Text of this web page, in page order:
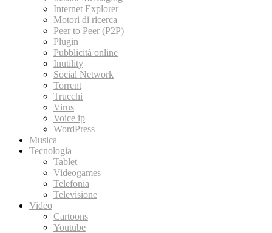
Internet Explorer
Motori di ricerca
Peer to Peer (P2P)
Plugin
Pubblicità online
Inutility
Social Network
Torrent
Trucchi
Virus
Voice ip
WordPress
Musica
Tecnologia
Tablet
Videogames
Telefonia
Televisione
Video
Cartoons
Youtube